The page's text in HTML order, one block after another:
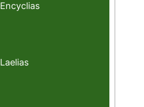
Encyclias
Laelias